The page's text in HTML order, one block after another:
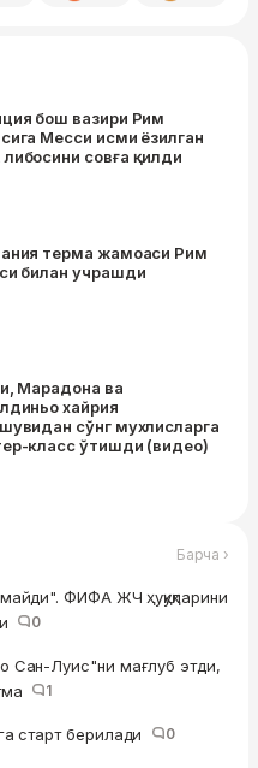
бош вазири Рим
Месси исми ёзилган
совға қилди
терма жамоаси Рим
билан учрашди
Марадона ва
хайрия
сўнг мухлисларга
класс ўтишди (видео)
Барча ›
ФИФА ЖЧ ҳуқуқларини
0
Сан-Луис"ни мағлуб этди,
1
старт берилади 0